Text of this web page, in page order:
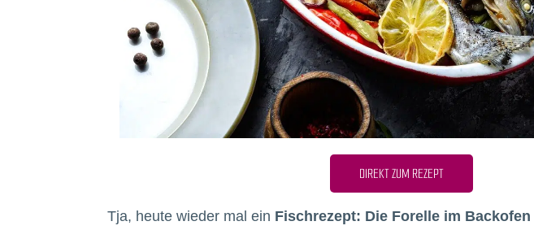
DIREKT ZUM REZEPT
Tja, heute wieder mal ein Fischrezept: Die Forelle im Backofen